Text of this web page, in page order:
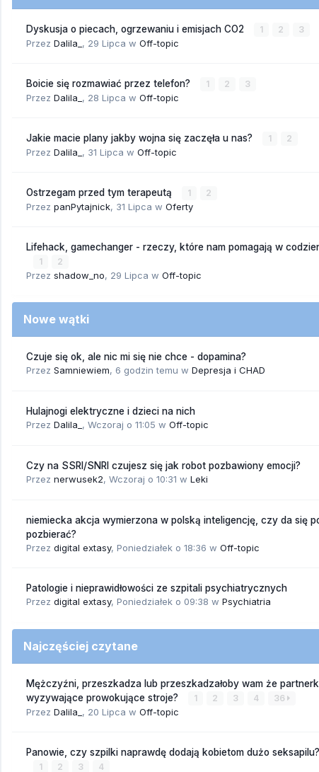
Dyskusja o piecach, ogrzewaniu i emisjach CO2 1 2 3
Przez Dalila_ , 29 Lipca w Off-topic
Boicie się rozmawiać przez telefon? 1 2 3
Przez Dalila_ , 28 Lipca w Off-topic
Jakie macie plany jakby wojna się zaczęła u nas? 1 2
Przez Dalila_ , 31 Lipca w Off-topic
Ostrzegam przed tym terapeutą 1 2
Przez panPytajnick, 31 Lipca w Oferty
Lifehack, gamechanger - rzeczy, które nam pomagają w
1 2
Przez shadow_no, 29 Lipca w Off-topic
Nowe wątki
Czuje się ok, ale nic mi się nie chce - dopamina?
Przez Samniewiem, 6 godzin temu w Depresja i CHAD
Hulajnogi elektryczne i dzieci na nich
Przez Dalila_ , Wczoraj o 11:05 w Off-topic
Czy na SSRI/SNRI czujesz się jak robot pozbawiony emocji?
Przez nerwusek2, Wczoraj o 10:31 w Leki
niemiecka akcja wymierzona w polską inteligencję, czy da się
pozbierać?
Przez digital extasy, Poniedziałek o 18:36 w Off-topic
Patologie i nieprawidłowości ze szpitali psychiatrycznych
Przez digital extasy, Poniedziałek o 09:38 w Psychiatria
Najczęściej czytane
Mężczyźni, przeszkadza lub przeszkadzałoby wam że
wyzywające prowokujące stroje?
1 2 3 4 36
Przez Dalila_ , 20 Lipca w Off-topic
Panowie, czy szpilki naprawdę dodają kobietom dużo seksapilu?
1 2 3 4